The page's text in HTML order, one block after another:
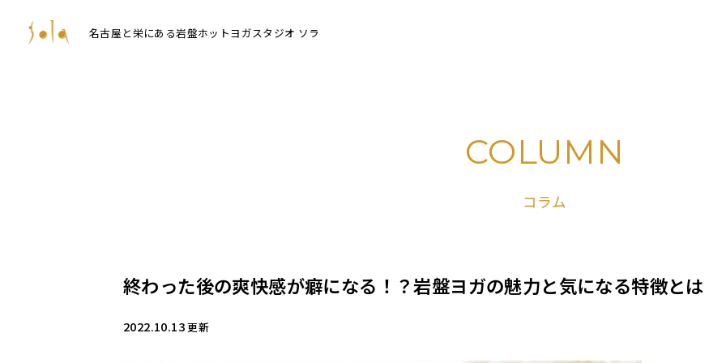
名古屋と栄にある岩盤ホットヨガスタジオ ソラ
COLUMN
コラム
終わった後の爽快感が癖になる！？岩盤ヨガの魅力と気になる特徴とは
2022.10.13更新